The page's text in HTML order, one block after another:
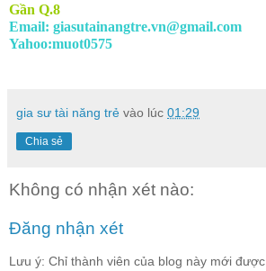
Gần Q.8
Email: giasutainangtre.vn@gmail.com
Yahoo:muot0575
gia sư tài năng trẻ vào lúc 01:29
Chia sẻ
Không có nhận xét nào:
Đăng nhận xét
Lưu ý: Chỉ thành viên của blog này mới được